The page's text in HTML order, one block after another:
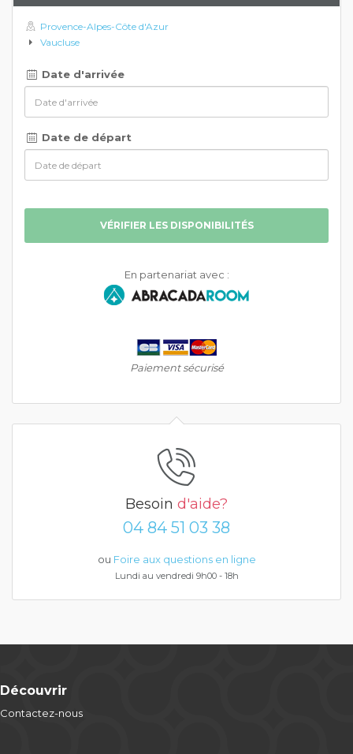
Provence-Alpes-Côte d'Azur
Vaucluse
Date d'arrivée
Date de départ
VÉRIFIER LES DISPONIBILITÉS
En partenariat avec :
Paiement sécurisé
Besoin d'aide?
04 84 51 03 38
ou Foire aux questions en ligne
Lundi au vendredi 9h00 - 18h
Découvrir
Contactez-nous